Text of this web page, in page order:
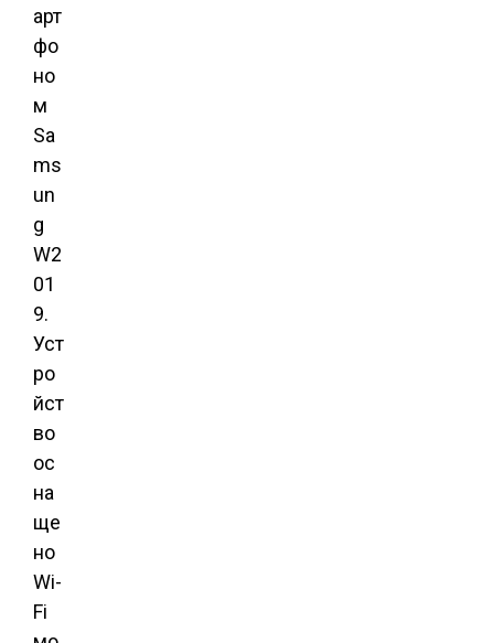
арт
фо
но
м
Sa
ms
un
g
W2
01
9.
Уст
ро
йст
во
ос
на
ще
но
Wi-
Fi